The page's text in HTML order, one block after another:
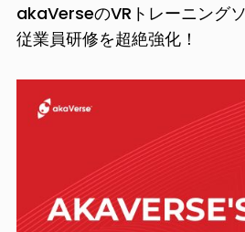
akaVerseのVRトレーニング
従業員研修を超絶強化！